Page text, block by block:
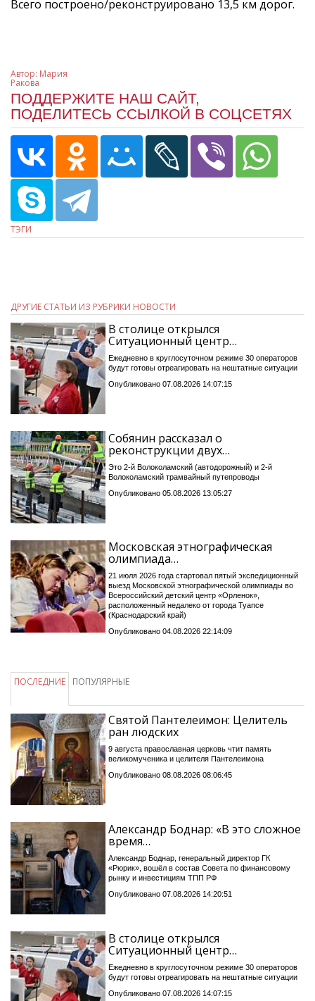
Всего построено/реконструировано 13,5 км дорог.
Автор: Мария
Ракова
ПОДДЕРЖИТЕ НАШ САЙТ,
ПОДЕЛИТЕСЬ ССЫЛКОЙ В СОЦСЕТЯХ
ТЭГИ
ДРУГИЕ СТАТЬИ ИЗ РУБРИКИ НОВОСТИ
В столице открылся
Ситуационный центр…
Ежедневно в круглосуточном режиме 30 операторов
будут готовы отреагировать на нештатные ситуации
Опубликовано 07.08.2026 14:07:15
Собянин рассказал о
реконструкции двух…
Это 2-й Волоколамский (автодорожный) и 2-й
Волоколамский трамвайный путепроводы
Опубликовано 05.08.2026 13:05:27
Московская этнографическая
олимпиада…
21 июля 2026 года стартовал пятый экспедиционный
выезд Московской этнографической олимпиады во
Всероссийский детский центр «Орленок»,
расположенный недалеко от города Туапсе
(Краснодарский край)
Опубликовано 04.08.2026 22:14:09
ПОСЛЕДНИЕ ПОПУЛЯРНЫЕ
Святой Пантелеимон: Целитель
ран людских
9 августа православная церковь чтит память
великомученика и целителя Пантелеимона
Опубликовано 08.08.2026 08:06:45
Александр Боднар: «В это сложное
время…
Александр Боднар, генеральный директор ГК
«Рюрик», вошёл в состав Совета по финансовому
рынку и инвестициям ТПП РФ
Опубликовано 07.08.2026 14:20:51
В столице открылся
Ситуационный центр…
Ежедневно в круглосуточном режиме 30 операторов
будут готовы отреагировать на нештатные ситуации
Опубликовано 07.08.2026 14:07:15